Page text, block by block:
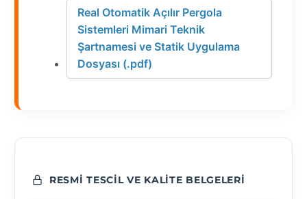
Real Otomatik Açılır Pergola
Sistemleri Mimari Teknik
Şartnamesi ve Statik Uygulama
Dosyası (.pdf)
RESMI TESCIL VE KALITE BELGELERI